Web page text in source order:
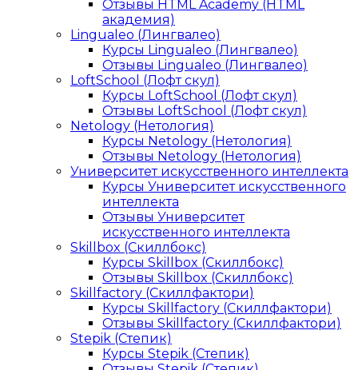
Отзывы HTML Academy (HTML
академия)
Lingualeo (Лингвалео)
Курсы Lingualeo (Лингвалео)
Отзывы Lingualeo (Лингвалео)
LoftSchool (Лофт скул)
Курсы LoftSchool (Лофт скул)
Отзывы LoftSchool (Лофт скул)
Netology (Нетология)
Курсы Netology (Нетология)
Отзывы Netology (Нетология)
Университет искусственного интеллекта
Курсы Университет искусственного
интеллекта
Отзывы Университет
искусственного интеллекта
Skillbox (Скиллбокс)
Курсы Skillbox (Скиллбокс)
Отзывы Skillbox (Скиллбокс)
Skillfactory (Скиллфактори)
Курсы Skillfactory (Скиллфактори)
Отзывы Skillfactory (Скиллфактори)
Stepik (Степик)
Курсы Stepik (Степик)